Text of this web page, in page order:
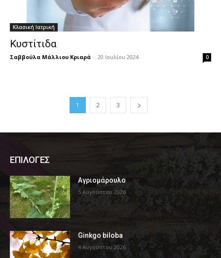
Κλασική Ιατρική
Κυστίτιδα
Σαββούλα Μάλλιου Κριαρά - 20 Ιουλίου 2024 0
1 2 3
ΕΠΙΛΟΓΕΣ
Αγριομάρουλο
5 Αυγούστου 2026
Ginkgo biloba
4 Αυγούστου 2026